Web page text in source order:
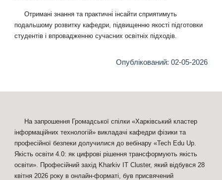
Отримані знання та практичні інсайти сприятимуть
подальшому розвитку кафедри, підвищенню якості підготовки
студентів і впровадженню сучасних освітніх підходів.
Опублікований: 02-05-2026
На запрошення Громадської спілки «Харківський кластер
інформаційних технологій» викладачі кафедри фізики та
професійної безпеки долучилися до вебінару «Tech Edu Up.
Якість освіти 4.0: як цифрові рішення трансформують якість
освіти». Професійний захід Kharkiv IT Cluster, який відбувся 28
квітня 2026 року в онлайн-форматі, був присвячений